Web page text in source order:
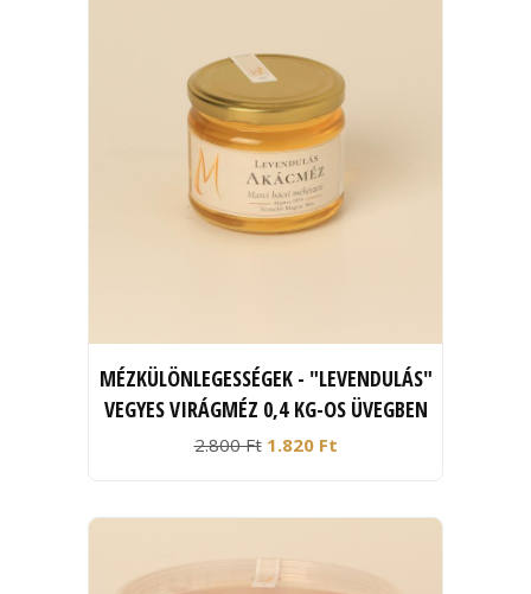
MÉZKÜLÖNLEGESSÉGEK - "LEVENDULÁS"
VEGYES VIRÁGMÉZ 0,4 KG-OS ÜVEGBEN
2.800 Ft 1.820 Ft